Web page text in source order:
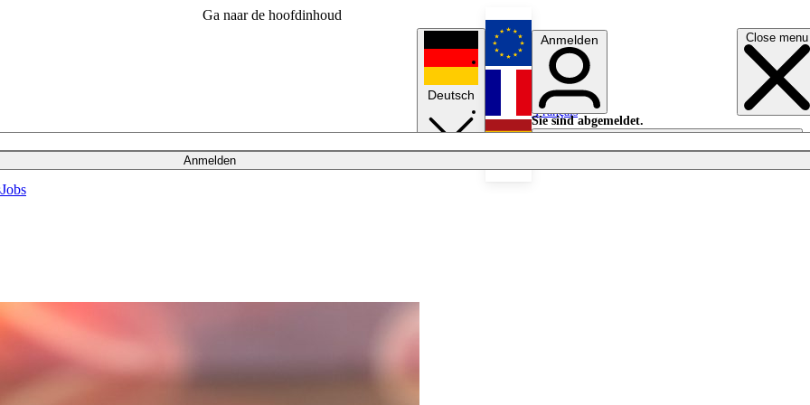
Ga naar de hoofdinhoud
Close menu
Anmelden
Jobs
Deutsch
English
Français
Anmelden
Sie sind abgemeldet.
Anmelden
Licht aus